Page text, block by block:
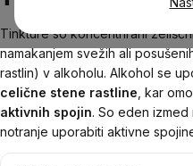
Tinkture so koncentrirani
namakanjem svežih ali
rastlin) v alkoholu. Alkohol se
celične stene rastline , kar
aktivnih spojin. So eden izmed
notranje uporabiti aktivne